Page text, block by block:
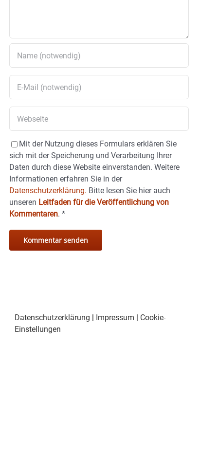
Mit der Nutzung dieses Formulars erklären Sie
sich mit der Speicherung und Verarbeitung Ihrer
Daten durch diese Website einverstanden. Weitere
Informationen erfahren Sie in der
Datenschutzerklärung. Bitte lesen Sie hier auch
unseren Leitfaden für die Veröffentlichung von
Kommentaren. *
Datenschutzerklärung Impressum
Cookie-
Einstellungen